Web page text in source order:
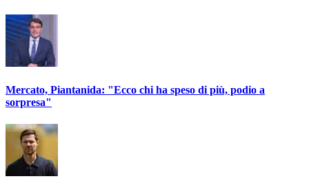
Mercato, Piantanida: "Ecco chi ha speso di più, podio a
sorpresa"